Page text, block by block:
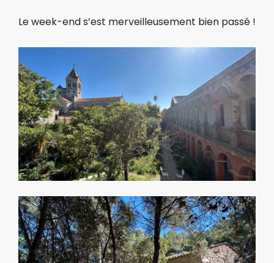
Le week-end s’est merveilleusement bien passé !